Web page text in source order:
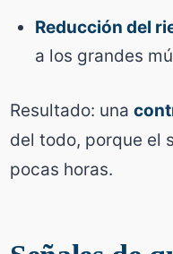
Reducción del
a los grandes
Resultado: una
del todo, porque el
pocas horas.